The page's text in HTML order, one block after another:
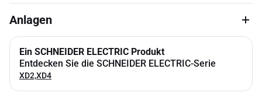
Anlagen
Ein SCHNEIDER ELECTRIC Produkt
Entdecken Sie die SCHNEIDER ELECTRIC-Serie
XD2,XD4